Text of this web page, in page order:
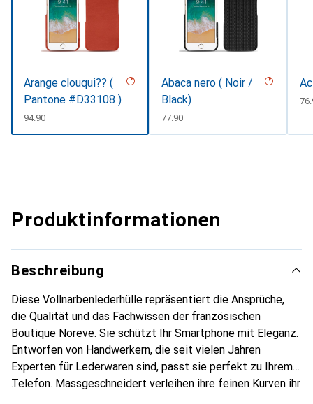
Arange clouqui?? (
Pantone #D33108 )
CHF
94.90
Abaca nero ( Noir /
Black)
CHF
77.90
Produktinformationen
Beschreibung
Diese Vollnarbenlederhülle repräsentiert die Ansprüche,
die Qualität und das Fachwissen der französischen
Boutique Noreve. Sie schützt Ihr Smartphone mit Eleganz.
Entworfen von Handwerkern, die seit vielen Jahren
Experten für Lederwaren sind, passt sie perfekt zu Ihrem
Telefon. Massgeschneidert verleihen ihre feinen Kurven ihr